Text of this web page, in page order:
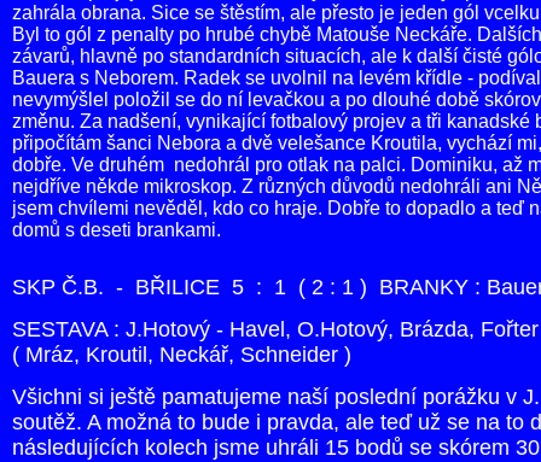
zahrála obrana. Sice se štěstím, ale přesto je jeden gól
Byl to gól z penalty po hrubé chybě Matouše Neckáře.
závarů, hlavně po standardních situacích, ale k další čisté
Bauera s Neborem. Radek se uvolnil na levém křídle -
nevymýšlel položil se do ní levačkou a po dlouhé době
změnu. Za nadšení, vynikající fotbalový projev a tři
připočítám šanci Nebora a dvě velešance Kroutila, vychází
dobře. Ve druhém nedohrál pro otlak na palci. Dominiku, až
nejdříve někde mikroskop. Z různých důvodů nedohráli ani
jsem chvílemi nevěděl, kdo co hraje. Dobře to dopadlo a teď
domů s deseti brankami.
SKP Č.B. - BŘILICE 5 : 1 ( 2 : 1 ) BRANKY : Bauer
SESTAVA : J.Hotový - Havel, O.Hotový, Brázda,
( Mráz, Kroutil, Neckář, Schneider )
Všichni si ještě pamatujeme naší poslední porážku v
soutěž. A možná to bude i pravda, ale teď už se na
následujících kolech jsme uhráli 15 bodů se skórem